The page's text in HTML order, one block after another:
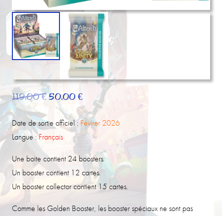
119.00€ Le
prix
initial
était :
119.00 €.
50.00 €Le
prix
actuel
est :
50.00 €.
Date de sortie officiel : Févirer 2026
Langue :Français
Une boite contient 24 boosters.
Un booster contient 12 cartes.
Un booster collector contient 15 cartes.
Comme les Golden Booster, les booster spéciaux ne sont pas